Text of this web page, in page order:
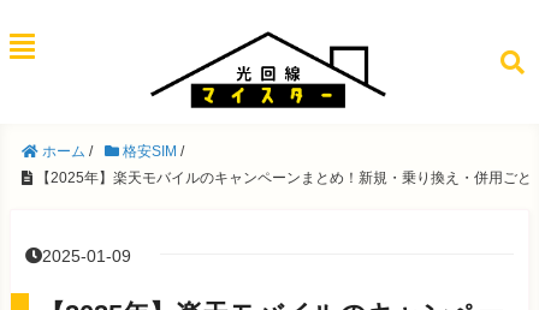
ホーム / 格安SIM /
【2025年】楽天モバイルのキャンペーンまとめ！新規・乗り換え・併用ごと
2025-01-09